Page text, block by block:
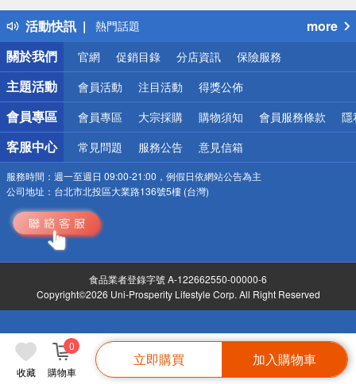
收藏 購物車
0
立即購買 加入購物車
活動快訊
得獎公告
熱門話題
銀行優惠
偏遠地區配送
詐騙網頁！請小心！
more
關於我們
官網 促銷目錄 分店資訊 保險服務
主題活動 會員活動 注目活動 得獎公佈
會員專區 會員專區 大宗採購 購物須知 會員服務條款 隱
客服中心 常見問題 服務公告 意見信箱
服務時間： 週一至週日 09:00-21:00，例假日依網站公告為主
公司地址： 台北市北投區大業路136號5樓 (台灣)
食品業者登錄字號 A-122662550-00000-6
Copyright©2026 Uni-Prosperity Lifestyle Corp. All Right Reserved